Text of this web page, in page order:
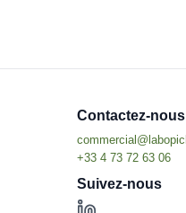
Contactez-nous
Suivez-nous